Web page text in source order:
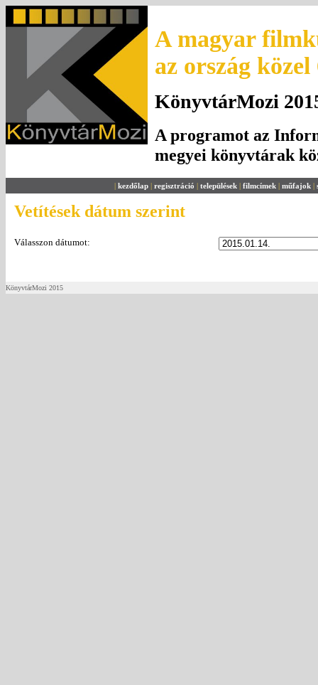
A magyar
az ország
KönyvtárMozi
A programot az
megyei könyvtárak
| kezdőlap | regisztráció | települések | filmcímek | műfajok |
Vetítések dátum szerint
Válasszon dátumot:
KönyvtárMozi 2015